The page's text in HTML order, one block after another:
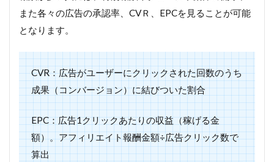
また各々の広告の承認率、CVＲ、EPCを見ることが可能
となります。
CVR：広告がユーザーにクリックされた回数のうち
成果（コンバージョン）に結びついた割合
EPC：広告1クリックあたりの収益（稼げる金
額）。アフィリエイト報酬金額÷広告クリック数で
算出